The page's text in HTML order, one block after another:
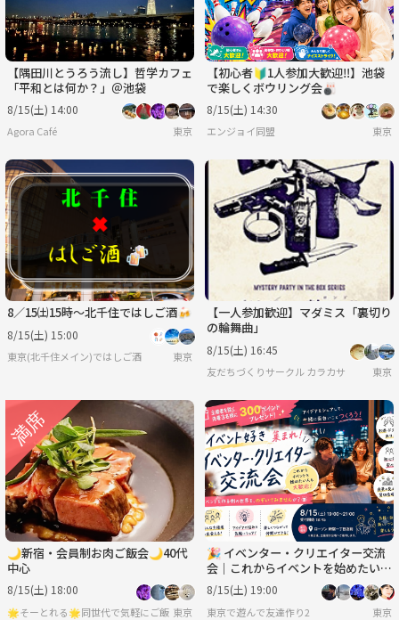
【隅田川とうろう流し】哲学カフェ
「平和とは何か？」＠池袋
8/15(土) 14:00
Agora Café 東京
【初心者🔰1人参加大歓迎‼️】池袋
で楽しくボウリング会🎳
8/15(土) 14:30
エンジョイ同盟 東京
8／15㈯15時〜北千住ではしご酒🍻
8/15(土) 15:00
東京(北千住メイン)ではしご酒 東京
【一人参加歓迎】マダミス「裏切り
の輪舞曲」
8/15(土) 16:45
友だちづくりサークル カラカサ 東京
🌙新宿・会員制お肉ご飯会🌙40代
中心
8/15(土) 18:00
🌟そーとれる🌟同世代で気軽にご飯会東京
🎉 イベンター・クリエイター交流
会｜これからイベントを始めたい方
も歓迎！
8/15(土) 19:00
東京で遊んで友達作り2 東京